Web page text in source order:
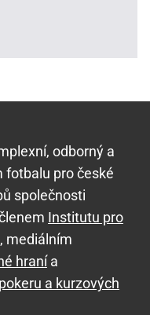
odborný a
fotbalu pro české
společnosti
Institutu pro
, mediálním
hranía
a kurzových